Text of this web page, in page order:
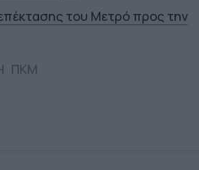
του Μετρό προς την
ΠΚΜ